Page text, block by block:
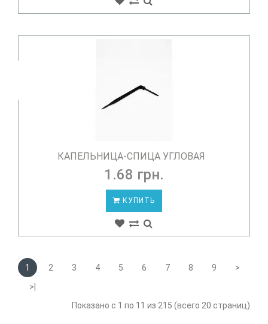
КАПЕЛЬНИЦА-СПИЦА УГЛОВАЯ
1.68 грн.
КУПИТЬ
1 2 3 4 5 6 7 8 9
>
>|
Показано с 1 по 11 из 215 (всего 20 страниц)